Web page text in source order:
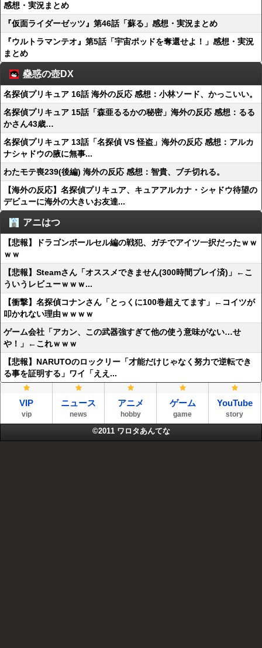
感想・実況まとめ
『仮面ライダーゼッツ』第46話「蘇る」感想・実況まとめ
『ウルトラマンテオ』第5話「宇宙ポッドを奪還せよ！」感想・実況
まとめ
蠱惑の壺DX
名探偵プリキュア 16話 海外の反応 感想：小林ソード、かっこいい。
名探偵プリキュア 15話「森亜るるかの秘密」海外の反応 感想：るる
かさん43歳…
名探偵プリキュア 13話「名探偵 VS 怪盗」海外の反応 感想：アルカ
ナシャドウの腋に無事...
わたモテ喪239(後編) 海外の反応 感想：智貴、ブチ切れる。
【海外の反応】名探偵プリキュア、キュアアルカナ・シャドウ待望の
デビューに海外の大きいお友達...
アニはつ
【悲報】ドラゴンボールセル編の戦犯、ガチでアイツ一択だったｗｗ
ｗｗ
【悲報】Steamさん「オススメできません(300時間プレイ済)」←こ
ういうレビューｗｗｗ...
【衝撃】名探偵コナンさん「とっくに100巻超えてます」←コイツが
叩かれない理由ｗｗｗｗ
ゲーム会社「アカン、この武器強すぎて他の使う意味がない…せ
や！」←これｗｗｗ
【悲報】NARUTOのロックリー「才能だけじゃなく努力で逆転でき
る事を証明する」ワイ「ええ...
VIP
vip
ニュース
news
アニメ
hobby
ゲーム
game
YouTube
story
©2011 ワロタあんてな